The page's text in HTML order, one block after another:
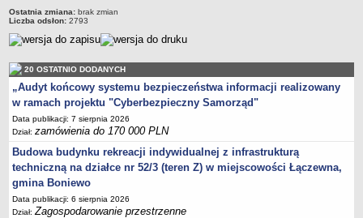
ocena jakości wody
WŁADZE I STRUKTURA
Rada gminy
Urząd gminy
Wójt
Jednostki organizacyjne
jednostki pomocnicze /sołectwa Gminy Boniewo/
Gminne Instytucje Kultury
Nabór pracowników na stanowiska pracy
Deklaracja dostępności strony internetowej Urzędu Gminy Boniewo
Ostatnia zmiana: brak zmian
Liczba odsłon: 2793
20 OSTATNIO DODANYCH
„Audyt końcowy systemu bezpieczeństwa informacji realizowany
w ramach projektu "Cyberbezpieczny Samorząd"
Data publikacji: 7 sierpnia 2026
Dział:zamówienia do 170 000 PLN
Budowa budynku rekreacji indywidualnej z infrastrukturą
techniczną na działce nr 52/3 (teren Z) w miejscowości Łączewna,
gmina Boniewo
Data publikacji: 6 sierpnia 2026
Dział:Zagospodarowanie przestrzenne